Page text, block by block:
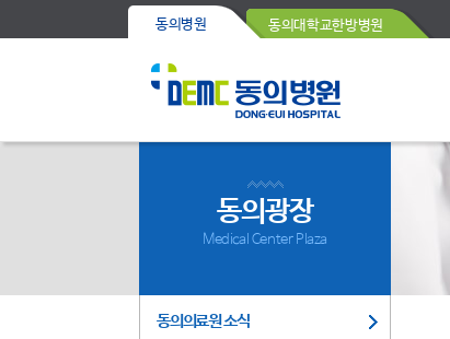
동의병원 동의대학교한방병원
동의광장
Medical Center Plaza
동의의료원 소식